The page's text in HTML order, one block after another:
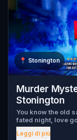
📍 Stonington
Murder
Stonington
You know the old
fated night, love
and Walter
found dead during
Leggi di più